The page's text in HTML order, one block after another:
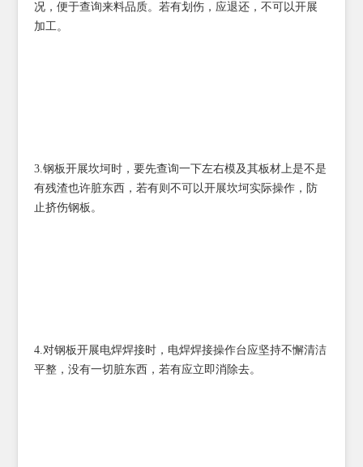
况，便于查询来料品质。若有划伤，应退还，不可以开展
加工。
3.钢板开展坎坷时，要先查询一下左右模及其板材上是不是
有残渣也许脏东西，若有则不可以开展坎坷实际操作，防
止挤伤钢板。
4.对钢板开展电焊焊接时，电焊焊接操作台应坚持不懈清洁
平整，没有一切脏东西，若有应立即消除去。